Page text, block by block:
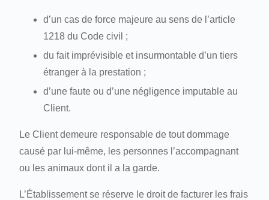
d’un cas de force majeure au sens de l’article
1218 du Code civil ;
du fait imprévisible et insurmontable d’un tiers
étranger à la prestation ;
d’une faute ou d’une négligence imputable au
Client.
Le Client demeure responsable de tout dommage
causé par lui-même, les personnes l’accompagnant
ou les animaux dont il a la garde.
L’Établissement se réserve le droit de facturer les frais